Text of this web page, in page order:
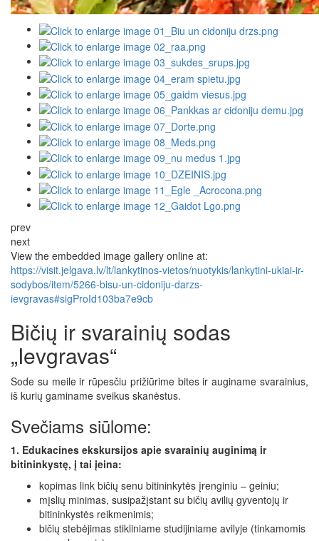
prev
next
View the embedded image gallery online at:
https://visit.jelgava.lv/lt/lankytinos-vietos/nuotykis/lankytini-ukiai-ir-
sodybos/item/5266-bisu-un-cidoniju-darzs-
ievgravas#sigProId103ba7e9cb
Bičių ir svarainių sodas
„Ievgravas“
Sode su meile ir rūpesčiu prižiūrime bites ir auginame svarainius,
iš kurių gaminame sveikus skanėstus.
Svečiams siūlome:
1. Edukacines ekskursijos apie svarainių auginimą ir
bitininkystę, į tai įeina:
kopimas link bičių senu bitininkytės įrenginiu – geiniu;
mįslių minimas, susipažįstant su bičių avilių gyventojų ir
bitininkystės reikmenimis;
bičių stebėjimas stikliniame studijiniame avilyje (tinkamomis